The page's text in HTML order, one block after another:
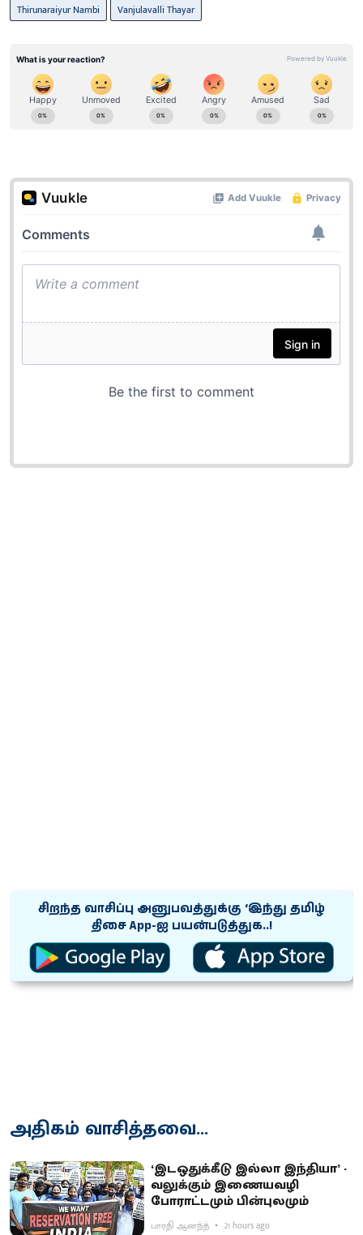
Thirunaraiyur Nambi Vanjulavalli Thayar
சிறந்த வாசிப்பு அனுபவத்துக்கு ‘இந்து தமிழ்
திசை App-ஐ பயன்படுத்துக..!
அதிகம் வாசித்தவை...
‘இடஒதுக்கீடு இல்லா இந்தியா’ -
வலுக்கும் இணையவழி
போராட்டமும் பின்புலமும்
பாரதி ஆனந்த் 21 hours ago